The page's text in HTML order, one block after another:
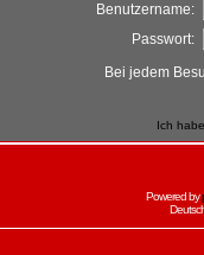
Benutzername:
Passwort:
Bei jedem
Ich
Powered by